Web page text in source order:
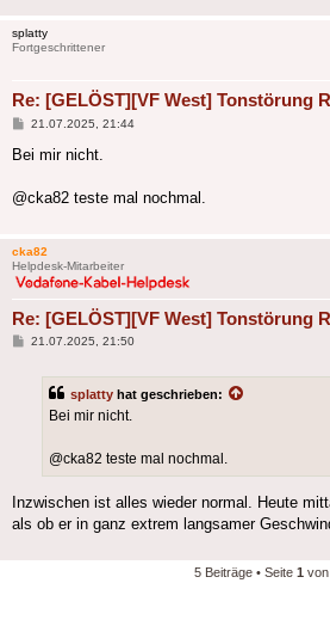
splatty
Fortgeschrittener
Re: [GELÖST][VF West] Tonstörung
Beitrag
21.07.2025, 21:44
Bei mir nicht.
@cka82 teste mal nochmal.
cka82
Helpdesk-Mitarbeiter
Re: [GELÖST][VF West] Tonstörung
Beitrag
21.07.2025, 21:50
splatty hat geschrieben:
Bei mir nicht.
@cka82 teste mal nochmal.
Inzwischen ist alles wieder normal. Heute
als ob er in ganz extrem langsamer
5 Beiträge • Seite 1 von